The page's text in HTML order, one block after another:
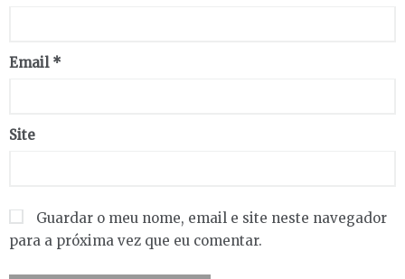
Email *
Site
Guardar o meu nome, email e site neste navegador
para a próxima vez que eu comentar.